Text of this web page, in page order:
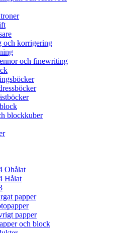
och korrigering
och finewriting
blockkuber
Ohålat
Hålat
papper
papper
och block